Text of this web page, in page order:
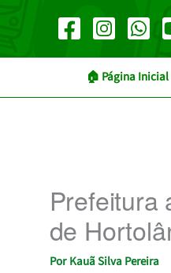
o
🏠︎ Página Inicial
Prefeitura
de
Por Kauã Silva Pereira